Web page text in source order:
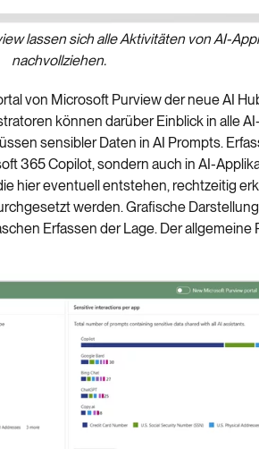
lassen sich alle Aktivitäten von AI-
nachvollziehen.
von Microsoft Purview der neue AI
können darüber Einblick in alle
sensibler Daten in AI Prompts.
365 Copilot, sondern auch in AI-
hier eventuell entstehen, rechtzeitig
werden. Grafische
Erfassen der Lage. Der allgemeine